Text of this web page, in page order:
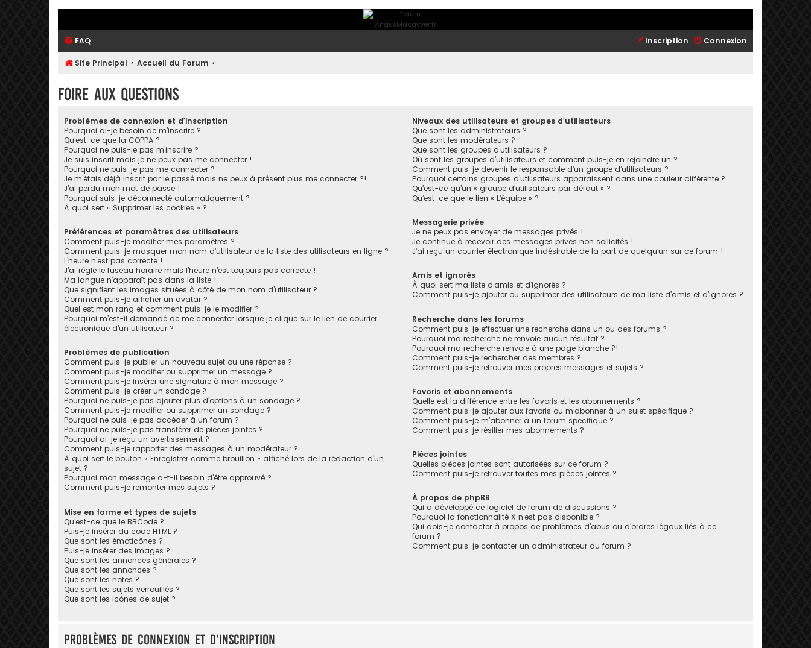
FAQ Connexion
Inscription
Site Principal Accueil du Forum
Foire aux questions
Problèmes de connexion et d’inscription
Pourquoi ai-je besoin de m’inscrire ?
Qu’est-ce que la COPPA ?
Pourquoi ne puis-je pas m’inscrire ?
Je suis inscrit mais je ne peux pas me connecter !
Pourquoi ne puis-je pas me connecter ?
Je m’étais déjà inscrit par le passé mais ne peux à présent plus me connecter ?!
J’ai perdu mon mot de passe !
Pourquoi suis-je déconnecté automatiquement ?
À quoi sert « Supprimer les cookies » ?
Préférences et paramètres des utilisateurs
Comment puis-je modifier mes paramètres ?
Comment puis-je masquer mon nom d’utilisateur de la liste des utilisateurs en ligne ?
L’heure n’est pas correcte !
J’ai réglé le fuseau horaire mais l’heure n’est toujours pas correcte !
Ma langue n’apparaît pas dans la liste !
Que signifient les images situées à côté de mon nom d’utilisateur ?
Comment puis-je afficher un avatar ?
Quel est mon rang et comment puis-je le modifier ?
Pourquoi m’est-il demandé de me connecter lorsque je clique sur le lien de courrier
électronique d’un utilisateur ?
Problèmes de publication
Comment puis-je publier un nouveau sujet ou une réponse ?
Comment puis-je modifier ou supprimer un message ?
Comment puis-je insérer une signature à mon message ?
Comment puis-je créer un sondage ?
Pourquoi ne puis-je pas ajouter plus d’options à un sondage ?
Comment puis-je modifier ou supprimer un sondage ?
Pourquoi ne puis-je pas accéder à un forum ?
Pourquoi ne puis-je pas transférer de pièces jointes ?
Pourquoi ai-je reçu un avertissement ?
Comment puis-je rapporter des messages à un modérateur ?
À quoi sert le bouton « Enregistrer comme brouillon » affiché lors de la rédaction d’un
sujet ?
Pourquoi mon message a-t-il besoin d’être approuvé ?
Comment puis-je remonter mes sujets ?
Mise en forme et types de sujets
Qu’est-ce que le BBCode ?
Puis-je insérer du code HTML ?
Que sont les émoticônes ?
Puis-je insérer des images ?
Que sont les annonces générales ?
Que sont les annonces ?
Que sont les notes ?
Que sont les sujets verrouillés ?
Que sont les icônes de sujet ?
Niveaux des utilisateurs et groupes d’utilisateurs
Que sont les administrateurs ?
Que sont les modérateurs ?
Que sont les groupes d’utilisateurs ?
Où sont les groupes d’utilisateurs et comment puis-je en rejoindre un ?
Comment puis-je devenir le responsable d’un groupe d’utilisateurs ?
Pourquoi certains groupes d’utilisateurs apparaissent dans une couleur différente ?
Qu’est-ce qu’un « groupe d’utilisateurs par défaut » ?
Qu’est-ce que le lien « L’équipe » ?
Messagerie privée
Je ne peux pas envoyer de messages privés !
Je continue à recevoir des messages privés non sollicités !
J’ai reçu un courrier électronique indésirable de la part de quelqu’un sur ce forum !
Amis et ignorés
À quoi sert ma liste d’amis et d’ignorés ?
Comment puis-je ajouter ou supprimer des utilisateurs de ma liste d’amis et d’ignorés ?
Recherche dans les forums
Comment puis-je effectuer une recherche dans un ou des forums ?
Pourquoi ma recherche ne renvoie aucun résultat ?
Pourquoi ma recherche renvoie à une page blanche ?!
Comment puis-je rechercher des membres ?
Comment puis-je retrouver mes propres messages et sujets ?
Favoris et abonnements
Quelle est la différence entre les favoris et les abonnements ?
Comment puis-je ajouter aux favoris ou m’abonner à un sujet spécifique ?
Comment puis-je m’abonner à un forum spécifique ?
Comment puis-je résilier mes abonnements ?
Pièces jointes
Quelles pièces jointes sont autorisées sur ce forum ?
Comment puis-je retrouver toutes mes pièces jointes ?
À propos de phpBB
Qui a développé ce logiciel de forum de discussions ?
Pourquoi la fonctionnalité X n’est pas disponible ?
Qui dois-je contacter à propos de problèmes d’abus ou d’ordres légaux liés à ce
forum ?
Comment puis-je contacter un administrateur du forum ?
Problèmes de connexion et d’inscription